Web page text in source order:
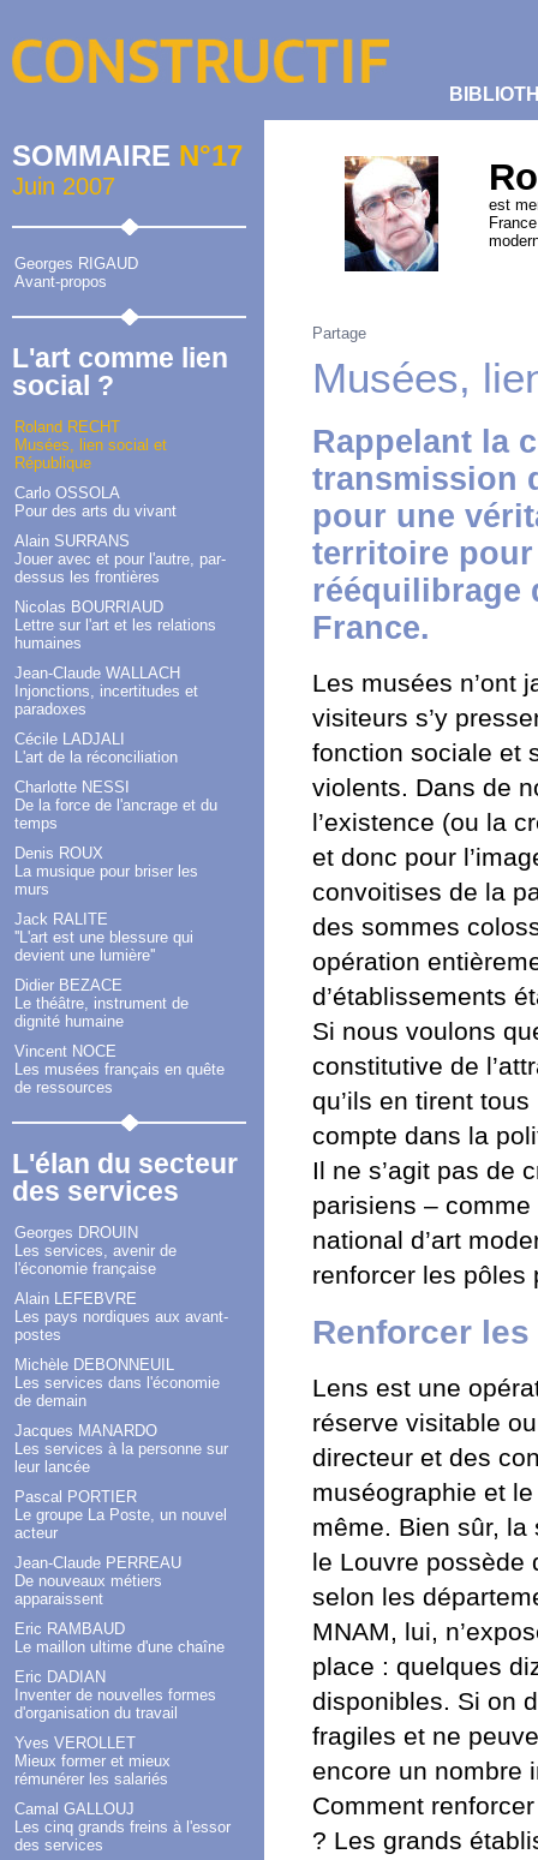
SOMMAIRE N°17
Juin 2007
Georges RIGAUD
Avant-propos
L'art comme lien
social ?
Roland RECHT
Musées, lien social et
République
Carlo OSSOLA
Pour des arts du vivant
Alain SURRANS
Jouer avec et pour l'autre, par-
dessus les frontières
Nicolas BOURRIAUD
Lettre sur l'art et les relations
humaines
Jean-Claude WALLACH
Injonctions, incertitudes et
paradoxes
Cécile LADJALI
L'art de la réconciliation
Charlotte NESSI
De la force de l'ancrage et du
temps
Denis ROUX
La musique pour briser les
murs
Jack RALITE
''L'art est une blessure qui
devient une lumière''
Didier BEZACE
Le théâtre, instrument de
dignité humaine
Vincent NOCE
Les musées français en quête
de ressources
L'élan du secteur
des services
Georges DROUIN
Les services, avenir de
l'économie française
Alain LEFEBVRE
Les pays nordiques aux avant-
postes
Michèle DEBONNEUIL
Les services dans l'économie
de demain
Jacques MANARDO
Les services à la personne sur
leur lancée
Pascal PORTIER
Le groupe La Poste, un nouvel
acteur
Jean-Claude PERREAU
De nouveaux métiers
apparaissent
Eric RAMBAUD
Le maillon ultime d'une chaîne
Eric DADIAN
Inventer de nouvelles formes
d'organisation du travail
Yves VEROLLET
Mieux former et mieux
rémunérer les salariés
Camal GALLOUJ
Les cinq grands freins à l'essor
des services
est
Partage
Musées,
Rappelant la
transmission
pour une
territoire pour
rééquilibrage
France.
Les musées n’ont
visiteurs s’y
fonction sociale et
violents. Dans de
l’existence (ou la
et donc pour
convoitises de la
des sommes
opération
d’établissements
Si nous voulons
constitutive de
qu’ils en tirent
compte dans la
Il ne s’agit pas de
parisiens –
national d’art
renforcer les pôles
Renforcer
Lens est une
réserve visitable
directeur et des
muséographie et
même. Bien sûr,
le Louvre possède
selon les
MNAM, lui,
place : quelques
disponibles. Si on
fragiles et ne
encore un nombre
Comment
? Les grands